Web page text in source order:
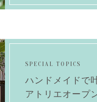
SPECIAL TOPICS
ハンドメイドで
アトリエオープ